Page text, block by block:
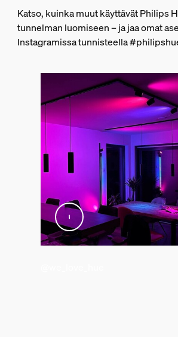
3
Hue Perifo straight connector -liitin
Katso, kuinka muut käyttävät Philips
tunnelman luomiseen – ja jaa omat
Instagramissa tunnisteella